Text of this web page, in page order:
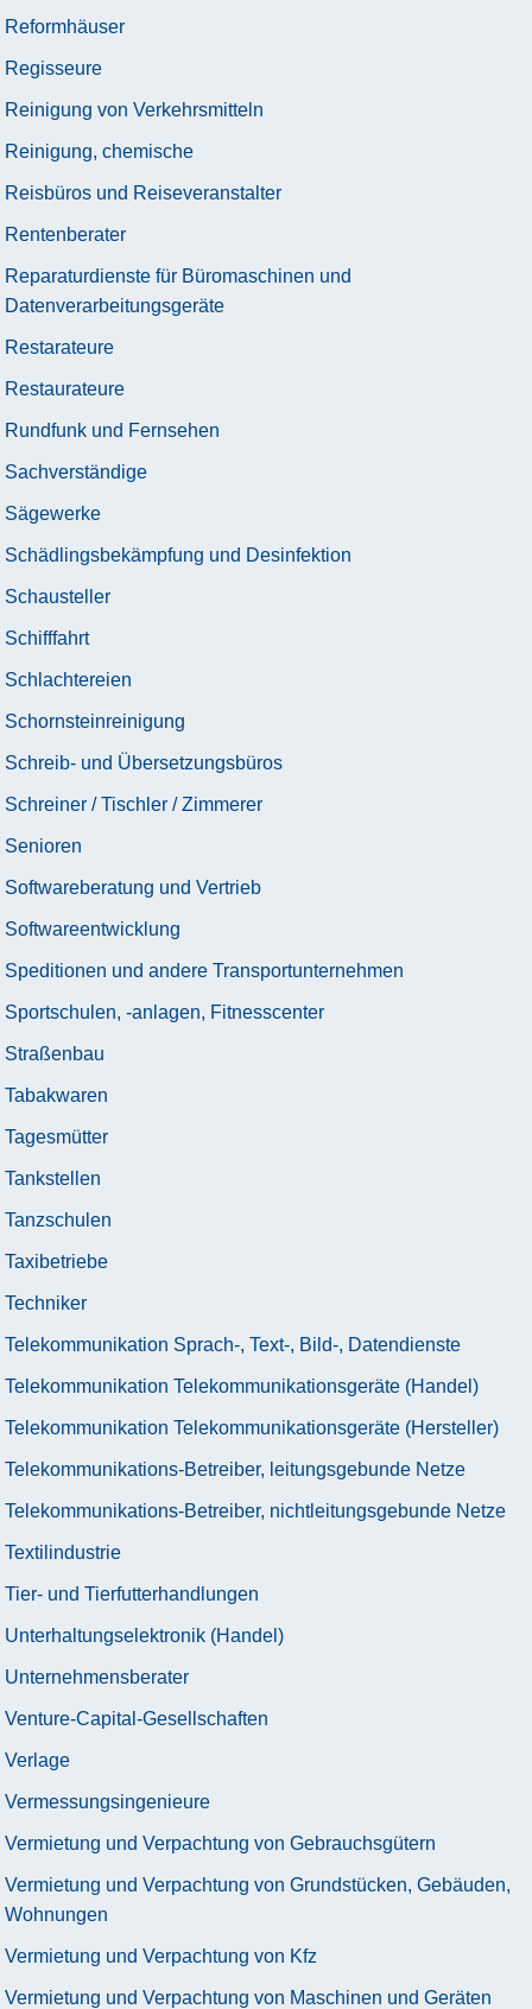
Reformhäuser
Regisseure
Reinigung von Verkehrsmitteln
Reinigung, chemische
Reisbüros und Reiseveranstalter
Rentenberater
Reparaturdienste für Büromaschinen und
Datenverarbeitungsgeräte
Restarateure
Restaurateure
Rundfunk und Fernsehen
Sachverständige
Sägewerke
Schädlingsbekämpfung und Desinfektion
Schausteller
Schifffahrt
Schlachtereien
Schornsteinreinigung
Schreib- und Übersetzungsbüros
Schreiner / Tischler / Zimmerer
Senioren
Softwareberatung und Vertrieb
Softwareentwicklung
Speditionen und andere Transportunternehmen
Sportschulen, -anlagen, Fitnesscenter
Straßenbau
Tabakwaren
Tagesmütter
Tankstellen
Tanzschulen
Taxibetriebe
Techniker
Telekommunikation Sprach-, Text-, Bild-, Datendienste
Telekommunikation Telekommunikationsgeräte (Handel)
Telekommunikation Telekommunikationsgeräte (Hersteller)
Telekommunikations-Betreiber, leitungsgebunde Netze
Telekommunikations-Betreiber, nichtleitungsgebunde Netze
Textilindustrie
Tier- und Tierfutterhandlungen
Unterhaltungselektronik (Handel)
Unternehmensberater
Venture-Capital-Gesellschaften
Verlage
Vermessungsingenieure
Vermietung und Verpachtung von Gebrauchsgütern
Vermietung und Verpachtung von Grundstücken, Gebäuden,
Wohnungen
Vermietung und Verpachtung von Kfz
Vermietung und Verpachtung von Maschinen und Geräten